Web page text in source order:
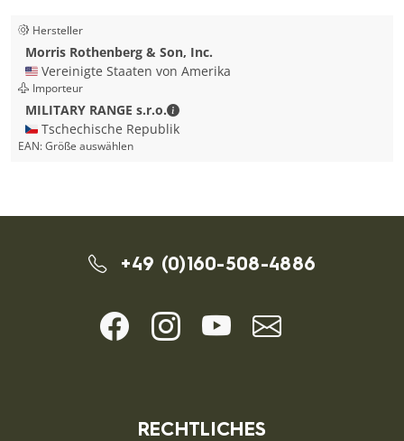
Hersteller
Morris Rothenberg & Son, Inc.
🇺🇸 Vereinigte Staaten von Amerika
Importeur
MILITARY RANGE s.r.o.
MILITARY RANGE s.r.o. -
🇨🇿 Tschechische Republik
EAN:Größe auswählen
+49 (0)160-508-4886
RECHTLICHES